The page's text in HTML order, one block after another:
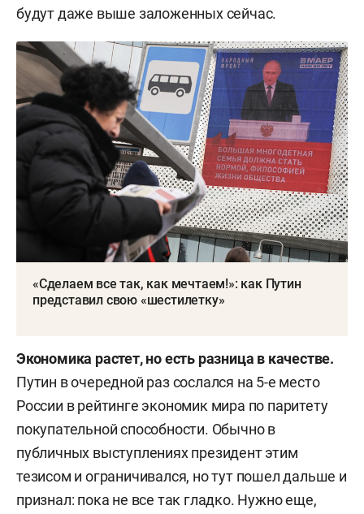
будут даже выше заложенных сейчас.
«Сделаем все так, как мечтаем!»: как Путин
представил свою «шестилетку»
Экономика растет, но есть разница в качестве.
Путин в очередной раз сослался на 5-е место
России в рейтинге экономик мира по паритету
покупательной способности. Обычно в
публичных выступлениях президент этим
тезисом и ограничивался, но тут пошел дальше и
признал: пока не все так гладко. Нужно еще,